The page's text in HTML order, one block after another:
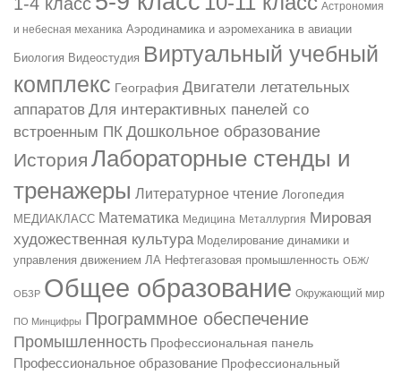
Астрономия
и небесная механика Аэродинамика и аэромеханика в авиации
Биология Видеостудия Виртуальный учебный
комплекс География Двигатели летательных
аппаратов Для интерактивных панелей со
встроенным ПК Дошкольное образование
История Лабораторные стенды и
тренажеры Литературное чтение Логопедия
МЕДИАКЛАСС Математика Медицина Металлургия Мировая
художественная культура Моделирование динамики и
управления движением ЛА Нефтегазовая промышленность ОБЖ/
ОБЗР Общее образование Окружающий мир
ПО Минцифры Программное обеспечение
Промышленность Профессиональная панель
Профессиональное образование Профессиональный